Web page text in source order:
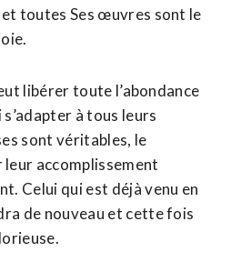
et toutes Ses œuvres sont le
libérer toute l’abondance
à tous leurs
sont véritables, le
accomplissement
Celui qui est déjà venu en
de nouveau et cette fois